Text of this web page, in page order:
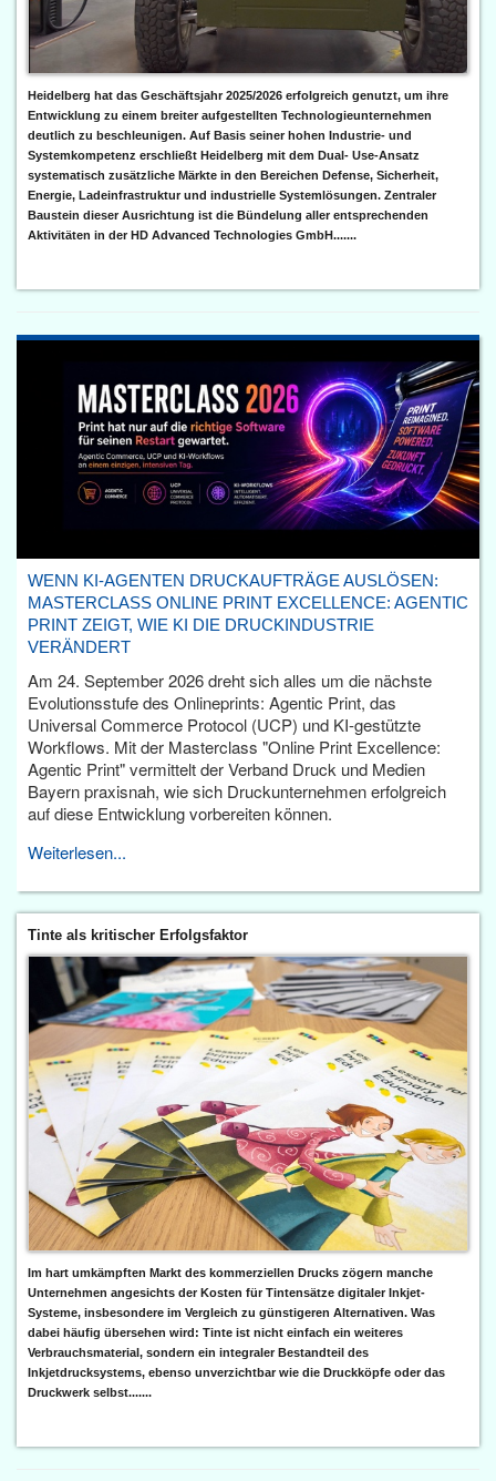
Heidelberg hat das Geschäftsjahr 2025/2026 erfolgreich genutzt, um ihre
Entwicklung zu einem breiter aufgestellten Technologieunternehmen
deutlich zu beschleunigen. Auf Basis seiner hohen Industrie- und
Systemkompetenz erschließt Heidelberg mit dem Dual- Use-Ansatz
systematisch zusätzliche Märkte in den Bereichen Defense, Sicherheit,
Energie, Ladeinfrastruktur und industrielle Systemlösungen. Zentraler
Baustein dieser Ausrichtung ist die Bündelung aller entsprechenden
Aktivitäten in der HD Advanced Technologies GmbH.......
WENN KI-AGENTEN DRUCKAUFTRÄGE AUSLÖSEN:
MASTERCLASS ONLINE PRINT EXCELLENCE: AGENTIC
PRINT ZEIGT, WIE KI DIE DRUCKINDUSTRIE
VERÄNDERT
Am 24. September 2026 dreht sich alles um die nächste
Evolutionsstufe des Onlineprints: Agentic Print, das
Universal Commerce Protocol (UCP) und KI-gestützte
Workflows. Mit der Masterclass "Online Print Excellence:
Agentic Print" vermittelt der Verband Druck und Medien
Bayern praxisnah, wie sich Druckunternehmen erfolgreich
auf diese Entwicklung vorbereiten können.
Weiterlesen...
Tinte als kritischer Erfolgsfaktor
Im hart umkämpften Markt des kommerziellen Drucks zögern manche
Unternehmen angesichts der Kosten für Tintensätze digitaler Inkjet-
Systeme, insbesondere im Vergleich zu günstigeren Alternativen. Was
dabei häufig übersehen wird: Tinte ist nicht einfach ein weiteres
Verbrauchsmaterial, sondern ein integraler Bestandteil des
Inkjetdrucksystems, ebenso unverzichtbar wie die Druckköpfe oder das
Druckwerk selbst.......